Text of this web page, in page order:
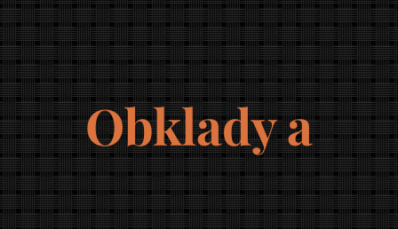
Obklady a